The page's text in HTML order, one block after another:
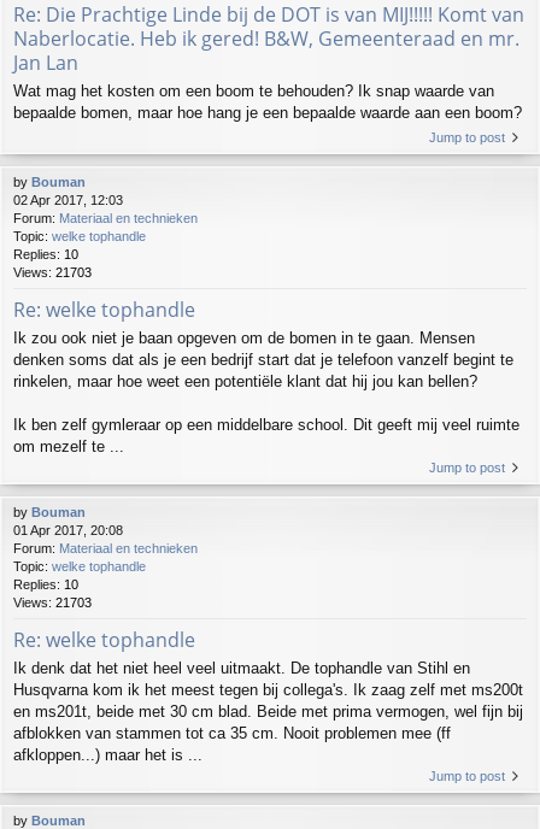
Re: Die Prachtige Linde bij de DOT is van MIJ!!!!! Komt van
Naberlocatie. Heb ik gered! B&W, Gemeenteraad en mr.
Jan Lan
Wat mag het kosten om een boom te behouden? Ik snap waarde van
bepaalde bomen, maar hoe hang je een bepaalde waarde aan een boom?
Jump to post
by Bouman
02 Apr 2017, 12:03
Forum: Materiaal en technieken
Topic: welke tophandle
Replies: 10
Views: 21703
Re: welke tophandle
Ik zou ook niet je baan opgeven om de bomen in te gaan. Mensen
denken soms dat als je een bedrijf start dat je telefoon vanzelf begint te
rinkelen, maar hoe weet een potentiële klant dat hij jou kan bellen?
Ik ben zelf gymleraar op een middelbare school. Dit geeft mij veel ruimte
om mezelf te ...
Jump to post
by Bouman
01 Apr 2017, 20:08
Forum: Materiaal en technieken
Topic: welke tophandle
Replies: 10
Views: 21703
Re: welke tophandle
Ik denk dat het niet heel veel uitmaakt. De tophandle van Stihl en
Husqvarna kom ik het meest tegen bij collega's. Ik zaag zelf met ms200t
en ms201t, beide met 30 cm blad. Beide met prima vermogen, wel fijn bij
afblokken van stammen tot ca 35 cm. Nooit problemen mee (ff
afkloppen...) maar het is ...
Jump to post
by Bouman